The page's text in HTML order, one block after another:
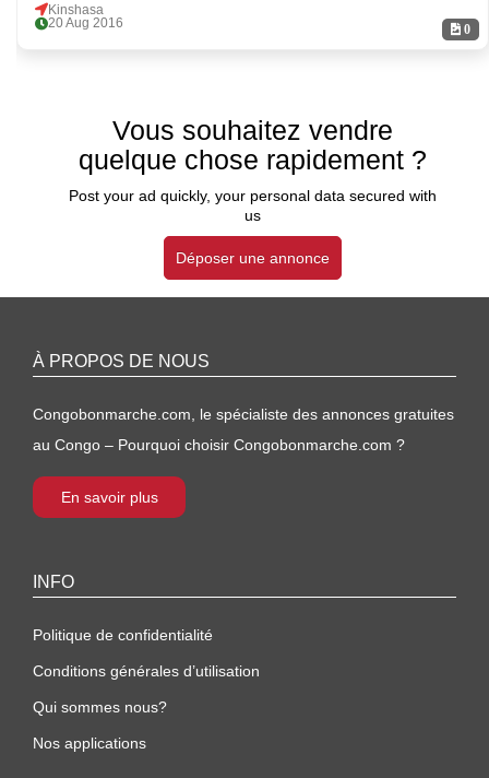
0
Kinshasa
20 Aug 2016
Vous souhaitez vendre
quelque chose rapidement ?
Post your ad quickly, your personal data secured with
us
Déposer une annonce
À PROPOS DE NOUS
Congobonmarche.com, le spécialiste des annonces gratuites
au Congo – Pourquoi choisir Congobonmarche.com ?
En savoir plus
INFO
Politique de confidentialité
Conditions générales d’utilisation
Qui sommes nous?
Nos applications